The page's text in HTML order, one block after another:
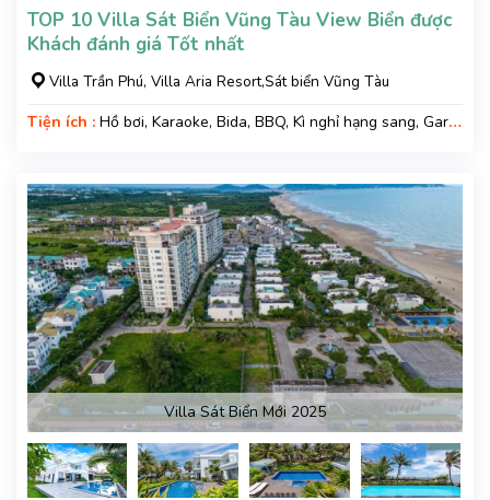
TOP 10 Villa Sát Biển Vũng Tàu View Biển được
Khách đánh giá Tốt nhất
Villa Trần Phú, Villa Aria Resort,Sát biển Vũng Tàu
Tiện ích : Hồ bơi, Karaoke, Bida, BBQ, Kì nghỉ hạng sang, Gara
Villa Sát Biển Mới 2025